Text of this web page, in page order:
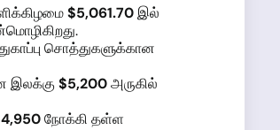
$5,061.70இல்
சொத்துகளுக்கான
இலக்கு$5,200அருகில்
நோக்கி தள்ள